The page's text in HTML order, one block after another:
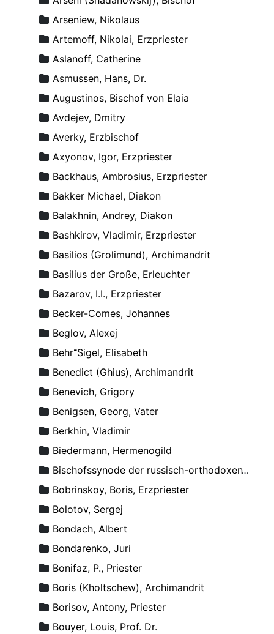
Arseniew, Nikolaus
Artemoff, Nikolai, Erzpriester
Aslanoff, Catherine
Asmussen, Hans, Dr.
Augustinos, Bischof von Elaia
Avdejev, Dmitry
Averky, Erzbischof
Axyonov, Igor, Erzpriester
Backhaus, Ambrosius, Erzpriester
Bakker Michael, Diakon
Balakhnin, Andrey, Diakon
Bashkirov, Vladimir, Erzpriester
Basilios (Grolimund), Archimandrit
Basilius der Große, Erleuchter
Bazarov, I.I., Erzpriester
Becker-Comes, Johannes
Beglov, Alexej
Behr־Sigel, Elisabeth
Benedict (Ghius), Archimandrit
Benevich, Grigory
Benigsen, Georg, Vater
Berkhin, Vladimir
Biedermann, Hermenogild
Bischofssynode der russisch-orthodoxen Kirche
Bobrinskoy, Boris, Erzpriester
Bolotov, Sergej
Bondach, Albert
Bondarenko, Juri
Bonifaz, P., Priester
Boris (Kholtschew), Archimandrit
Borisov, Antony, Priester
Bouyer, Louis, Prof. Dr.